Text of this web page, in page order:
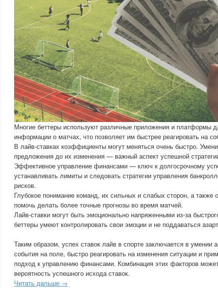
Многие беттеры используют различные приложения и платформы
информации о матчах, что позволяет им быстрее реагировать на
В лайв-ставках коэффициенты могут меняться очень быстро.
предложения до их изменения — важный аспект успешной
Эффективное управление финансами — ключ к долгосрочному
устанавливать лимиты и следовать стратегии управления
рисков.
Глубокое понимание команд, их сильных и слабых сторон, а также
помочь делать более точные прогнозы во время матчей.
Лайв-ставки могут быть эмоционально напряженными из-за
беттеры умеют контролировать свои эмоции и не поддаваться
Таким образом, успех ставок лайв в спорте заключается в умении
события на поле, быстро реагировать на изменения ситуации и
подход к управлению финансами. Комбинация этих факторов
вероятность успешного исхода ставок.
Читать дальше →